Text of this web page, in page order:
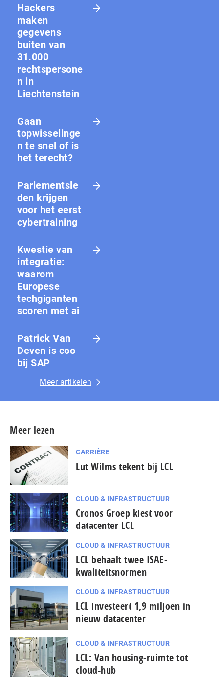
Hackers
maken
gegevens
buiten van
31.000
rechtspersone
n in
Liechtenstein
Gaan
topwisselinge
n te snel of is
het terecht?
Parlementsle
den krijgen
voor het eerst
cybertraining
Kwestie van
integratie:
waarom
Europese
techgiganten
scoren met ai
Patrick Van
Deven is coo
bij SAP
Meer artikelen
Meer lezen
CARRIÈRE
Lut Wilms tekent bij LCL
CLOUD & INFRASTRUCTUUR
Cronos Groep kiest voor
datacenter LCL
CLOUD & INFRASTRUCTUUR
LCL behaalt twee ISAE-
kwaliteitsnormen
CLOUD & INFRASTRUCTUUR
LCL investeert 1,9 miljoen in
nieuw datacenter
CLOUD & INFRASTRUCTUUR
LCL: Van housing-ruimte tot
cloud-hub